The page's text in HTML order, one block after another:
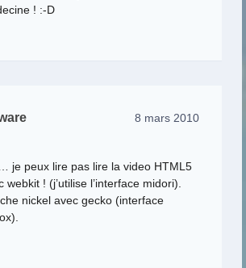
! :-D
8 mars 2010
je peux lire pas lire la video HTML5
webkit ! (j’utilise l’interface midori).
nickel avec gecko (interface